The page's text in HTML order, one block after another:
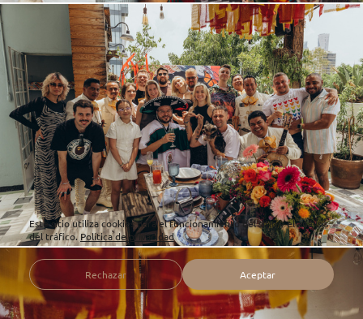
Este sitio utiliza cookies para el funcionamiento del sitio y el análisis
del tráfico.Política de privacidad
Rechazar Aceptar